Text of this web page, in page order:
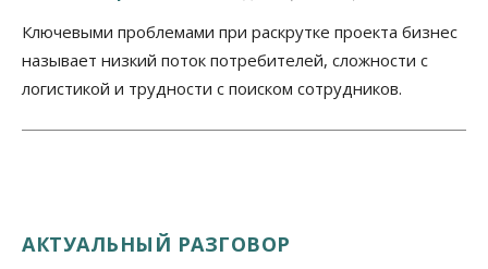
Ключевыми проблемами при раскрутке проекта бизнес
называет низкий поток потребителей, сложности с
логистикой и трудности с поиском сотрудников.
АКТУАЛЬНЫЙ РАЗГОВОР